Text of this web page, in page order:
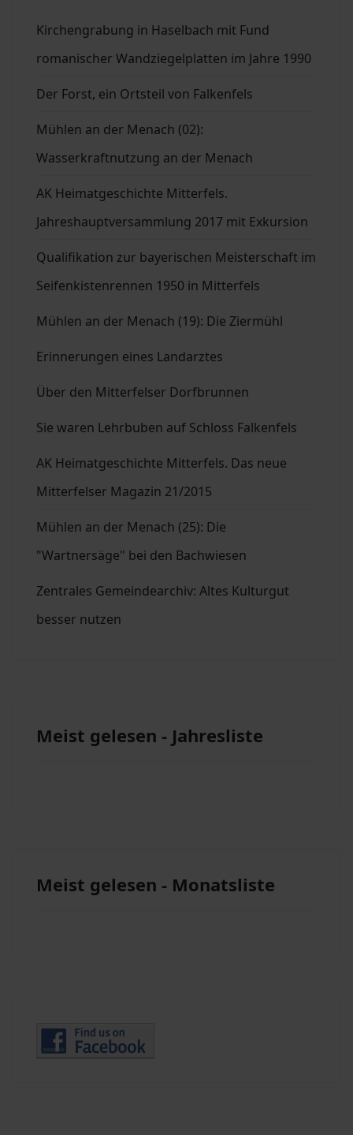
Kirchengrabung in Haselbach mit Fund
romanischer Wandziegelplatten im Jahre 1990
Der Forst, ein Ortsteil von Falkenfels
Mühlen an der Menach (02):
Wasserkraftnutzung an der Menach
AK Heimatgeschichte Mitterfels.
Jahreshauptversammlung 2017 mit Exkursion
Qualifikation zur bayerischen Meisterschaft im
Seifenkistenrennen 1950 in Mitterfels
Mühlen an der Menach (19): Die Ziermühl
Erinnerungen eines Landarztes
Über den Mitterfelser Dorfbrunnen
Sie waren Lehrbuben auf Schloss Falkenfels
AK Heimatgeschichte Mitterfels. Das neue
Mitterfelser Magazin 21/2015
Mühlen an der Menach (25): Die
"Wartnersäge" bei den Bachwiesen
Zentrales Gemeindearchiv: Altes Kulturgut
besser nutzen
Meist gelesen - Jahresliste
Meist gelesen - Monatsliste